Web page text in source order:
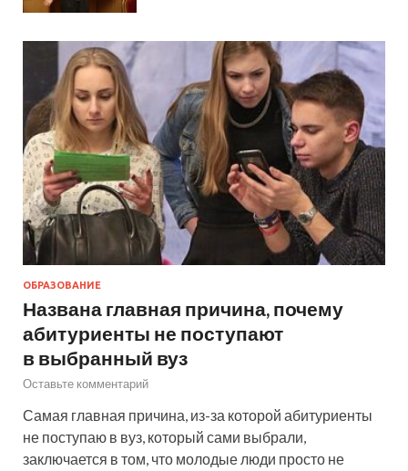
ОБРАЗОВАНИЕ
Названа главная причина, почему
абитуриенты не поступают
в выбранный вуз
Оставьте комментарий
Самая главная причина, из-за которой абитуриенты
не поступаю в вуз, который сами выбрали,
заключается в том, что молодые люди просто не